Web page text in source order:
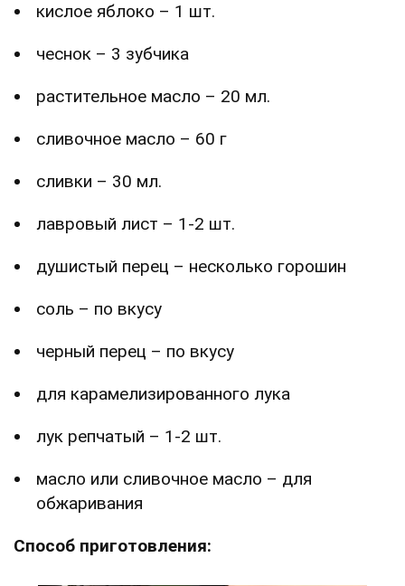
кислое яблоко – 1 шт.
чеснок – 3 зубчика
растительное масло – 20 мл.
сливочное масло – 60 г
сливки – 30 мл.
лавровый лист – 1-2 шт.
душистый перец – несколько горошин
соль – по вкусу
черный перец – по вкусу
для карамелизированного лука
лук репчатый – 1-2 шт.
масло или сливочное масло – для
обжаривания
Способ приготовления: